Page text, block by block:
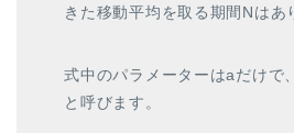
きた移動平均を取る期間Nはあ
式中のパラメーターはaだけで
と呼びます。